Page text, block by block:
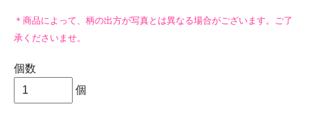
＊商品によって、柄の出方が写真とは異なる場合がございます。ご了
承くださいませ。
個数
個